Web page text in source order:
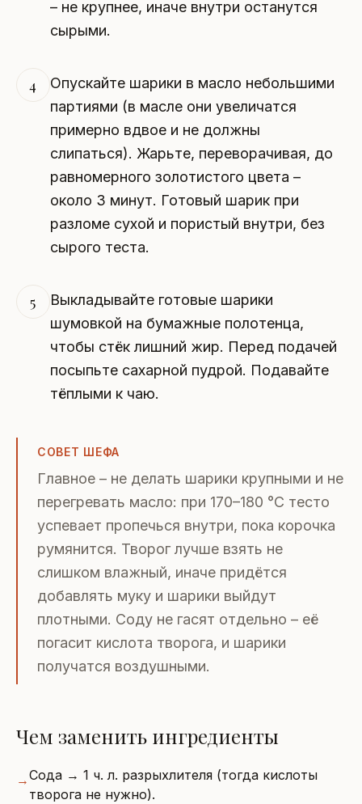
– не крупнее, иначе внутри останутся
сырыми.
4
Опускайте шарики в масло небольшими
партиями (в масле они увеличатся
примерно вдвое и не должны
слипаться). Жарьте, переворачивая, до
равномерного золотистого цвета –
около 3 минут. Готовый шарик при
разломе сухой и пористый внутри, без
сырого теста.
5
Выкладывайте готовые шарики
шумовкой на бумажные полотенца,
чтобы стёк лишний жир. Перед подачей
посыпьте сахарной пудрой. Подавайте
тёплыми к чаю.
СОВЕТ ШЕФА
Главное – не делать шарики крупными и не
перегревать масло: при 170–180 °C тесто
успевает пропечься внутри, пока корочка
румянится. Творог лучше взять не
слишком влажный, иначе придётся
добавлять муку и шарики выйдут
плотными. Соду не гасят отдельно – её
погасит кислота творога, и шарики
получатся воздушными.
Чем заменить ингредиенты
→Сода → 1 ч. л. разрыхлителя (тогда кислоты
творога не нужно).